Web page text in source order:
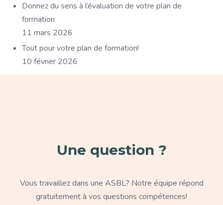
Donnez du sens à l’évaluation de votre plan de
formation
11 mars 2026
Tout pour votre plan de formation!
10 février 2026
Une question ?
Vous travaillez dans une ASBL? Notre équipe répond
gratuitement à vos questions compétences!